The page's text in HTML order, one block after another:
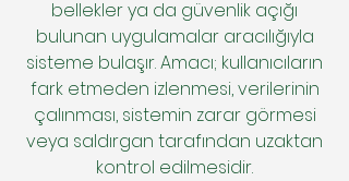
bellekler ya da güvenlik açığı
bulunan uygulamalar aracılığıyla
sisteme bulaşır. Amacı; kullanıcıların
fark etmeden izlenmesi, verilerinin
çalınması, sistemin zarar görmesi
veya saldırgan tarafından uzaktan
kontrol edilmesidir.